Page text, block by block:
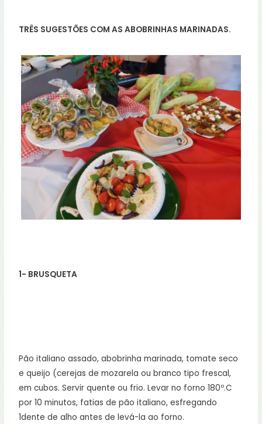
TRÊS SUGESTÕES COM AS ABOBRINHAS MARINADAS.
1- BRUSQUETA
Pão italiano assado, abobrinha marinada, tomate seco
e queijo (cerejas de mozarela ou branco tipo frescal,
em cubos. Servir quente ou frio. Levar no forno 180º.C
por 10 minutos, fatias de pão italiano, esfregando
1dente de alho antes de levá-la ao forno.